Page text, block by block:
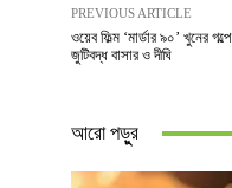
PREVIOUS ARTICLE
ওয়েব ফিল্ম ‘মার্ডার ৯০’ খুনের গল্পে
জুটিবদ্ধ বাসার ও দীঘি
আরো পড়ুুর